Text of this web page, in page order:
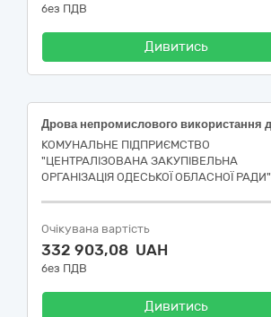
без ПДВ
Дивитись
КОМУНАЛЬНЕ ПІДПРИЄМСТВО
"ЦЕНТРАЛІЗОВАНА ЗАКУПІВЕЛЬНА
ОРГАНІЗАЦІЯ ОДЕСЬКОЇ ОБЛАСНОЇ РАДИ"
Очікувана вартість
332 903,08 UAH
без ПДВ
Дивитись